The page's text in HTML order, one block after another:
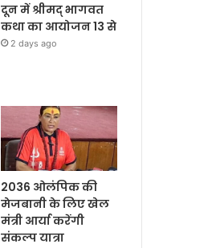
दून में श्रीमद् भागवत
कथा का आयोजन 13 से
2 days ago
2036 ओलंपिक की
मेजबानी के लिए खेल
मंत्री आर्या करेंगी
संकल्प यात्रा